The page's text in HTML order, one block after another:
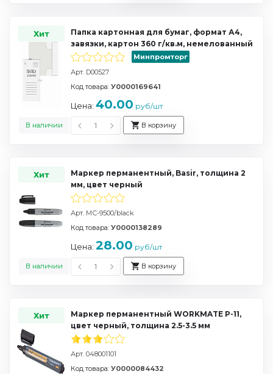
Хит
Папка картонная для бумаг, формат А4,
завязки, картон 360 г/кв.м, немелованный
Минпромторг
Арт. D00527
В наличии
Код товара: У0000169641
Цена: 40.00 руб/шт
В корзину
Хит
Маркер перманентный, Basir, толщина 2
мм, цвет черный
Арт. МС-9500/black
В наличии
Код товара: У0000138289
Цена: 28.00 руб/шт
В корзину
Хит
Маркер перманентный WORKMATE P-11,
цвет черный, толщина 2.5-3.5 мм
Арт. 048001101
Код товара: У0000084432